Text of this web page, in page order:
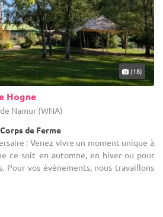
(18)
Hogne
Namur (WNA)
de Ferme
: Venez vivre un moment unique à
ce soit en automne, en hiver ou pour
Pour vos évènements, nous travaillons